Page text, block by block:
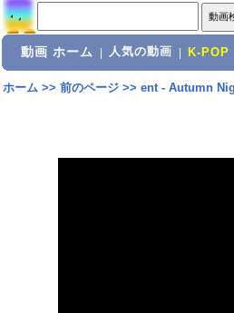
動画 ホーム 人気の動画 K-POP
ホーム>> 前のページ>> ent - Autumn